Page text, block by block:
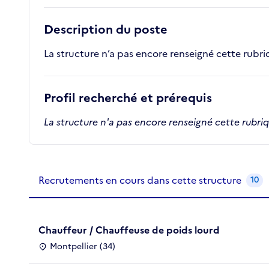
Description du poste
La structure n’a pas encore renseigné cette
Profil recherché et prérequis
La structure n'a pas encore renseigné cette
Recrutements de la structure
Recrutements en cours dans cette structure 10
Chauffeur / Chauffeuse de poids lourd
Montpellier (34)